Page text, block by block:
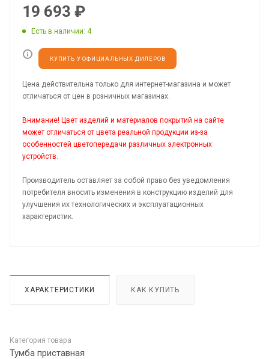
19 693 ₽
Есть в наличии: 4
КУПИТЬ У ОФИЦИАЛЬНЫХ ДИЛЕРОВ
Цена действительна только для интернет-магазина и может
отличаться от цен в розничных магазинах.
Внимание! Цвет изделий и материалов покрытий на сайте
может отличаться от цвета реальной продукции из-за
особенностей цветопередачи различных электронных
устройств.
Производитель оставляет за собой право без уведомления
потребителя вносить изменения в конструкцию изделий для
улучшения их технологических и эксплуатационных
характеристик.
ХАРАКТЕРИСТИКИ КАК КУПИТЬ
Категория товара
Тумба приставная